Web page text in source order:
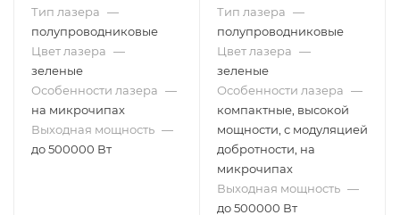
Тип лазера —
полупроводниковые
Цвет лазера —
зеленые
Особенности лазера —
на микрочипах
Выходная мощность —
до 500000 Вт
Тип лазера —
полупроводниковые
Цвет лазера —
зеленые
Особенности лазера —
компактные, высокой
мощности, с модуляцией
добротности, на
микрочипах
Выходная мощность —
до 500000 Вт